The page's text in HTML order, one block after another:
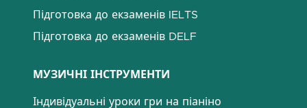
Підготовка до екзаменів IELTS
Підготовка до екзаменів DELF
МУЗИЧНІ ІНСТРУМЕНТИ
Індивідуальні уроки гри на піаніно